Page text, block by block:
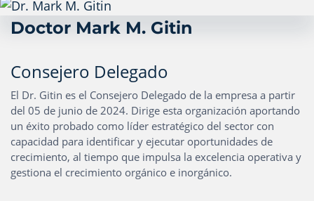
Doctor Mark M. Gitin
Consejero Delegado
El Dr. Gitin es el Consejero Delegado de la empresa a partir
del 05 de junio de 2024. Dirige esta organización aportando
un éxito probado como líder estratégico del sector con
capacidad para identificar y ejecutar oportunidades de
crecimiento, al tiempo que impulsa la excelencia operativa y
gestiona el crecimiento orgánico e inorgánico.